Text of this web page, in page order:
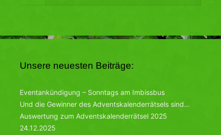
Unsere neuesten Beiträge:
Eventankündigung – Sonntags am Imbissbus
Und die Gewinner des Adventskalenderrätsels sind…
Auswertung zum Adventskalenderrätsel 2025
24.12.2025